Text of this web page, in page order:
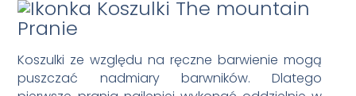
Pranie
Koszulki ze względu na ręczne barwienie mogą
puszczać nadmiary barwników. Dlatego